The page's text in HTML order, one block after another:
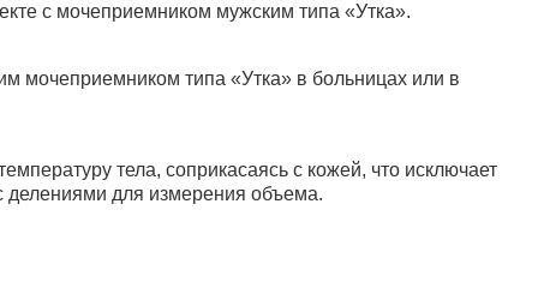
с мочеприемником мужским типа «Утка».
мочеприемником типа «Утка» в больницах или в
тела, соприкасаясь с кожей, что исключает
делениями для измерения объема.